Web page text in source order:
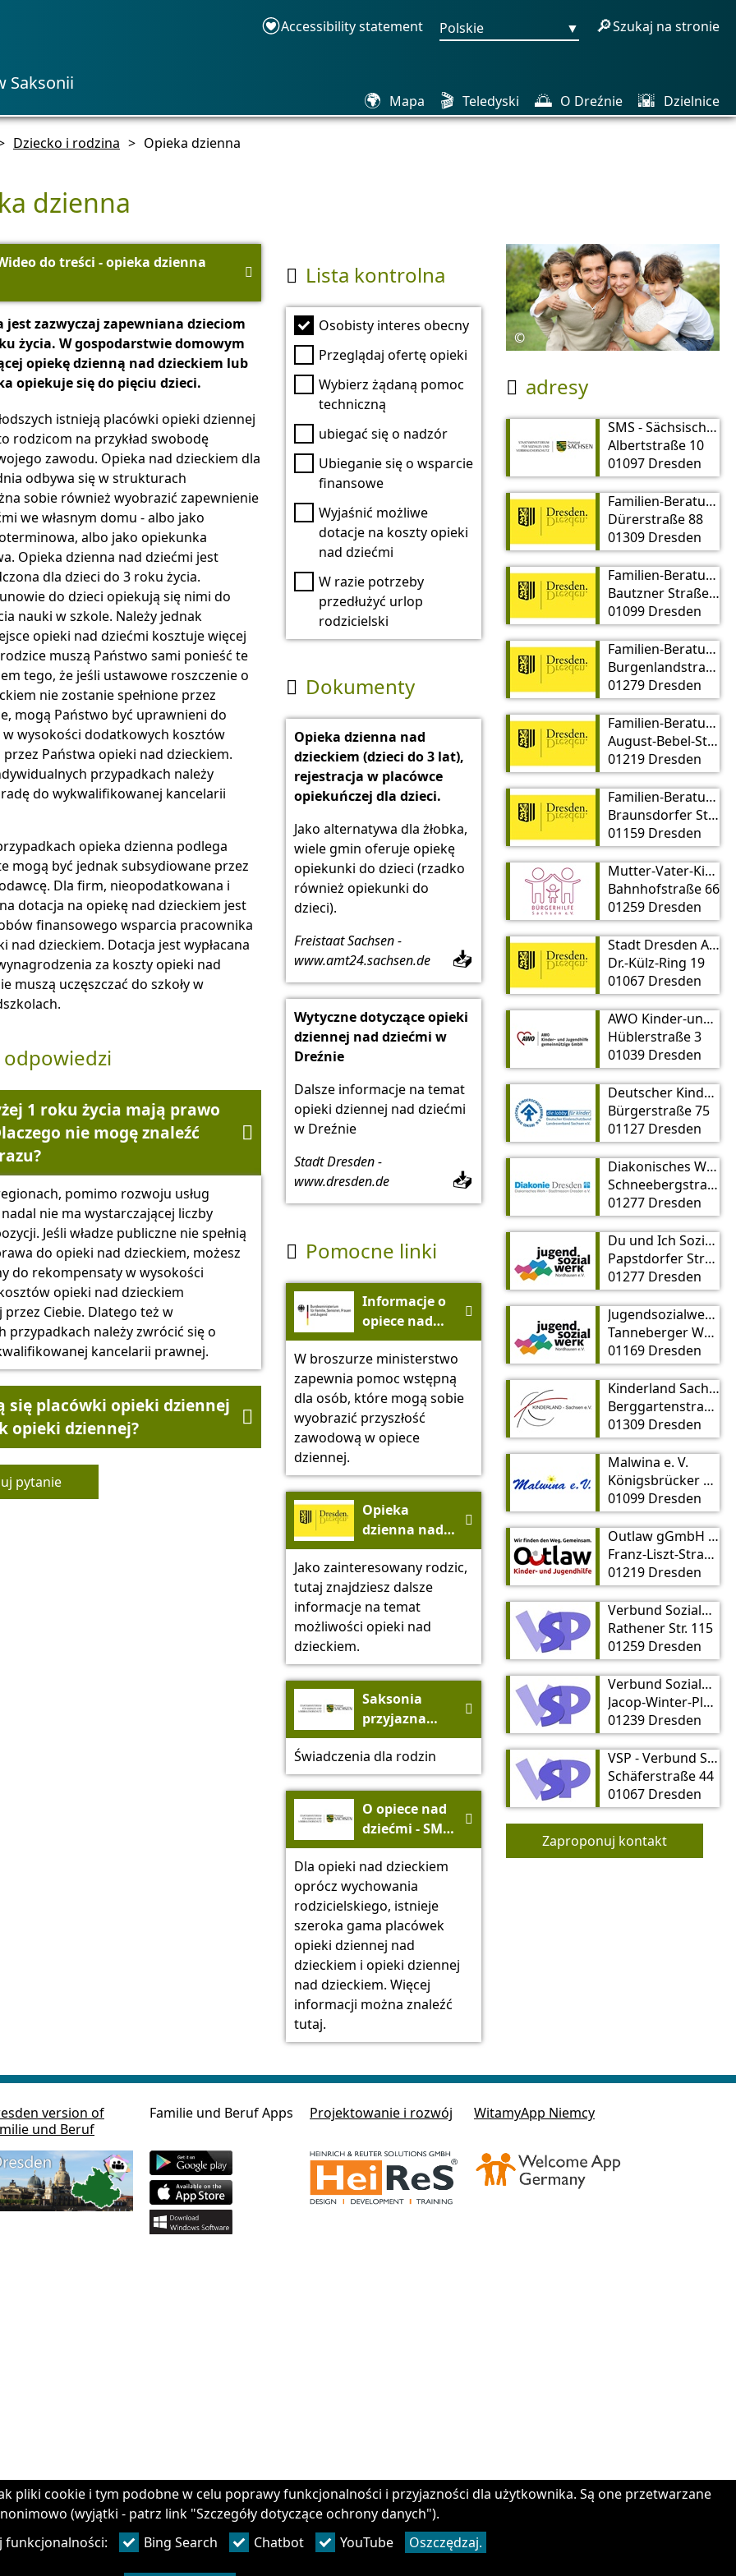
pliki cookie i tym podobne w celu poprawy funkcjonalności i przyjazności dla użytkownika. Są one przetwarzane
(wyjątki - patrz link "Szczegóły dotyczące ochrony danych").
funkcjonalności:
Bing Search Chatbot YouTube Oszczędzaj.
Saksonii
Accessibility statement Polskie ▼ 🔎Szukaj na stronie
🌍 Mapa 🎬 Teledyski 🌅 O Dreźnie 🌇 Dzielnice
Dziecko i rodzina > Opieka dzienna
dzienna
do treści - opieka dzienna

jest zazwyczaj zapewniana dzieciom
życia. W gospodarstwie domowym
opiekę dzienną nad dzieckiem lub
opiekuje się do pięciu dzieci.
istnieją placówki opieki dziennej
rodzicom na przykład swobodę
zawodu. Opieka nad dzieckiem dla
odbywa się w strukturach
sobie również wyobrazić zapewnienie
we własnym domu - albo jako
albo jako opiekunka
Opieka dzienna nad dziećmi jest
dla dzieci do 3 roku życia.
do dzieci opiekują się nimi do
nauki w szkole. Należy jednak
opieki nad dziećmi kosztuje więcej
rodzice muszą Państwo sami ponieść te
tego, że jeśli ustawowe roszczenie o
nie zostanie spełnione przez
mogą Państwo być uprawnieni do
wysokości dodatkowych kosztów
Państwa opieki nad dzieckiem.
przypadkach należy
do wykwalifikowanej kancelarii
opieka dzienna podlega
mogą być jednak subsydiowane przez
Dla firm, nieopodatkowana i
dotacja na opiekę nad dzieckiem jest
finansowego wsparcia pracownika
nad dzieckiem. Dotacja jest wypłacana
za koszty opieki nad
muszą uczęszczać do szkoły w
odpowiedzi
1 roku życia mają prawo
nie mogę znaleźć

pomimo rozwoju usług
nie ma wystarczającej liczby
Jeśli władze publiczne nie spełnią
do opieki nad dzieckiem, możesz
do rekompensaty w wysokości
opieki nad dzieckiem
Ciebie. Dlatego też w
przypadkach należy zwrócić się o
kancelarii prawnej.
się placówki opieki dziennej
opieki dziennej?

pytanie
 Lista kontrolna
Osobisty interes obecny
Przeglądaj ofertę opieki
Wybierz żądaną pomoc
techniczną
ubiegać się o nadzór
Ubieganie się o wsparcie
finansowe
Wyjaśnić możliwe
dotacje na koszty opieki
nad dziećmi
W razie potrzeby
przedłużyć urlop
rodzicielski
 Dokumenty
Opieka dzienna nad
dzieckiem (dzieci do 3 lat),
rejestracja w placówce
opiekuńczej dla dzieci.
Jako alternatywa dla żłobka,
wiele gmin oferuje opiekę
opiekunki do dzieci (rzadko
również opiekunki do
dzieci).
Freistaat Sachsen -
www.amt24.sachsen.de
📥
Wytyczne dotyczące opieki
dziennej nad dziećmi w
Dreźnie
Dalsze informacje na temat
opieki dziennej nad dziećmi
w Dreźnie
Stadt Dresden -
www.dresden.de
📥
 Pomocne linki
Informacje o
opiece nad
dzieckiem
jako
perspektywa
kariery
zawodowej -
Federalne
ds. Rodziny,
Seniorów,
Kobiet i
Młodzieży

W broszurze ministerstwo
zapewnia pomoc wstępną
dla osób, które mogą sobie
wyobrazić przyszłość
zawodową w opiece
dziennej.
Opieka
dzienna nad
dziećmi w
Dreźnie

Jako zainteresowany rodzic,
tutaj znajdziesz dalsze
informacje na temat
możliwości opieki nad
dzieckiem.
Saksonia
przyjazna
rodzinie

Świadczenia dla rodzin
O opiece nad
dziećmi - SMS
Saksonia

Dla opieki nad dzieckiem
oprócz wychowania
rodzicielskiego, istnieje
szeroka gama placówek
opieki dziennej nad
dzieckiem i opieki dziennej
nad dzieckiem. Więcej
informacji można znaleźć
tutaj.
©
 adresy
SMS - Sächsisches Ministerium für Soziales und Verbraucherschutz
Albertstraße 10
01097 Dresden
Familien-Beratungsstelle Dresden Mitte
Dürerstraße 88
01309 Dresden
Familien-Beratungsstelle Dresden Nord
Bautzner Straße 125
01099 Dresden
Familien-Beratungsstelle Dresden Ost
Burgenlandstraße 19
01279 Dresden
Familien-Beratungsstelle Dresden Süd
August-Bebel-Straße 29
01219 Dresden
Familien-Beratungsstelle Dresden West
Braunsdorfer Str. 13
01159 Dresden
Mutter-Vater-Kind-Einrichtung Dresden
Bahnhofstraße 66
01259 Dresden
Stadt Dresden Amt für Kindertagesbetreuung, Kindertagespflege
Dr.-Külz-Ring 19
01067 Dresden
AWO Kinder-und Jugendhilfe gGmbH
Hüblerstraße 3
01039 Dresden
Deutscher Kinderschutzbund OV Dresden e. V. und Outlaw Kinder- und Jugendhilfe gGmH
Bürgerstraße 75
01127 Dresden
Diakonisches Werk, Stadtmission Dresden e. V.
Schneebergstraße 27
01277 Dresden
Du und Ich Soziale Begegnungsstätte Dresden e.V. Familienzentrum Pauline
Papstdorfer Straße 41
01277 Dresden
Jugendsozialwerk Nordhausen e. V. Kinder-, Jugend- und Familienzentrum Dresden
Tanneberger Weg 22
01169 Dresden
Kinderland Sachsen e. V.
Berggartenstraße 5
01309 Dresden
Malwina e. V.
Königsbrücker Straße 37
01099 Dresden
Outlaw gGmbH Beratung- und Vermittlungsstelle Kindertagespflege
Franz-Liszt-Straße 13
01219 Dresden
Verbund Sozialpädagogischer Projekte e.V Familienzentrum „Tapetenwechsel“
Rathener Str. 115
01259 Dresden
Verbund Sozialpädagogischer Projekte e.V.
Jacop-Winter-Platz 2
01239 Dresden
VSP - Verbund Sozialpädagogischer Projekte e. V.
Schäferstraße 44
01067 Dresden
Zaproponuj kontakt
version of
und Beruf
Familie und Beruf Apps Projektowanie i rozwój WitamyApp Niemcy
Czy masz pytania? - Odpowiadamy!